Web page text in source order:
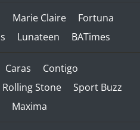
Marie Claire
Fortuna
Lunateen BATimes
Caras
Contigo
Rolling Stone
Sport Buzz
Maxima